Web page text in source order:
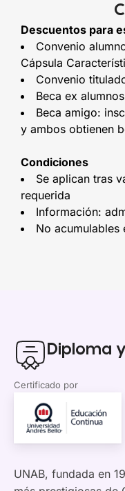
Descuentos para
Convenio
Cápsula
Convenio
Beca ex
Beca amigo:
y ambos obtienen
Condiciones
Se aplican tras
requerida
Información:
No acumulables
Diploma
Certificado por
UNAB, fundada en